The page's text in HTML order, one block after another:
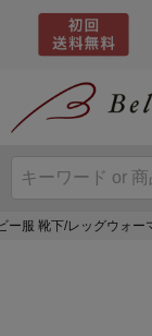
ー服 靴下/レッグウォー